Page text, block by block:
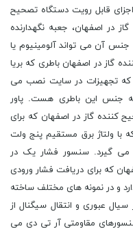
قابل رویت دستگاه تصحیح
در اصفهان، جعبه نگهدارنده
جنس آن می تواند آلومینیوم یا
گاز در اصفهان باطری که بریا
که تجهیزات در سایت نصب می
جنس این باطری هست. پاور
کننده گاز در اصفهان که برای
با ولتاژ برق مستقیم پنج ولت
می گیرد. سنسور فشار یک در
که برای دریافت فشار ورودی
و در نمونه های مختلف ساخته
عبوری و انتقال سیگنال از
مقاومتی آر تی دی می